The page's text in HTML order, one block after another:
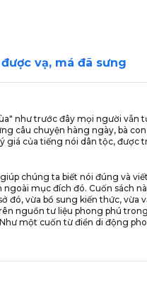
được vạ, má đã sưng
như trước đây mọi người vẫn
câu chuyện hàng ngày, bà
giá của tiếng nói dân tộc, được
chúng ta biết nói đúng và
mục đích đó. Cuốn sách
đó, vừa bổ sung kiến thức, vừa
nguồn tư liệu phong phú
một cuốn từ điển di động